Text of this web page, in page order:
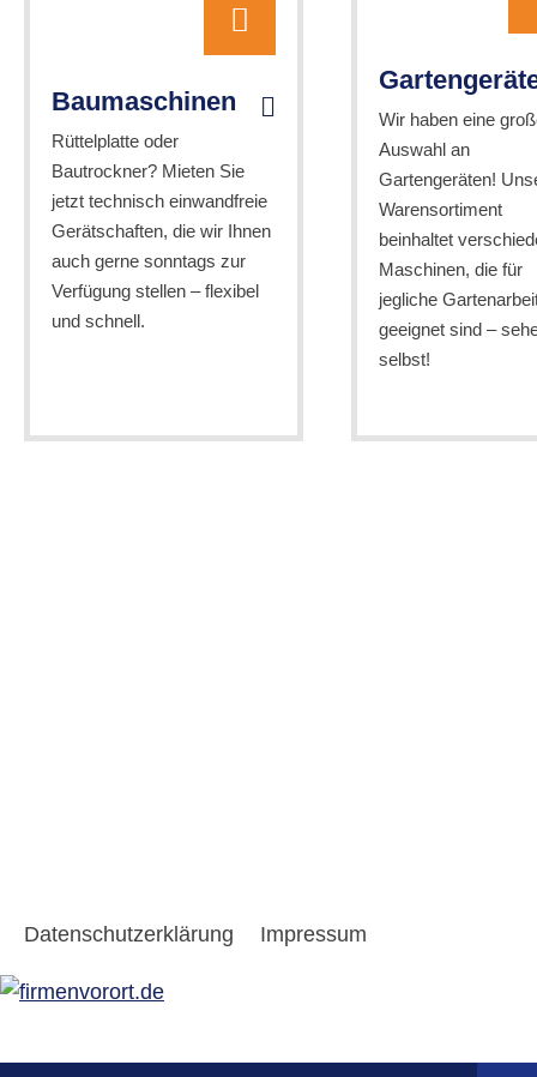
Baumaschinen
Rüttelplatte oder
Bautrockner? Mieten Sie
jetzt technisch einwandfreie
Gerätschaften, die wir Ihnen
auch gerne sonntags zur
Verfügung stellen – flexibel
und schnell.
Wir haben eine
Auswahl an
Gartengeräten!
Warensortiment
beinhaltet
Maschinen, die für
jegliche
geeignet sind –
selbst!
Datenschutzerklärung Impressum